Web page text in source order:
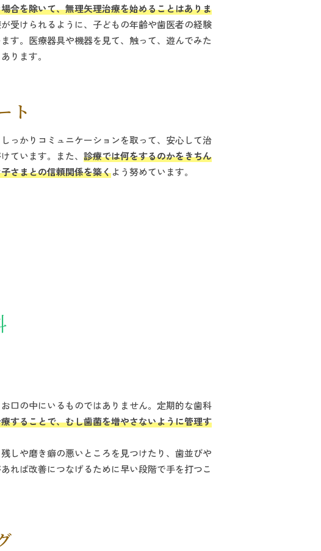
合を除いて、無理矢理治療を始めることはありま
受けられるように、子どもの年齢や歯医者の経験
す。医療器具や機器を見て、触って、遊んでみた
ります。
ト
っかりコミュニケーションを取って、安心して治
ています。また、診療では何をするのかをきちん
さまとの信頼関係を築くよう努めています。
口の中にいるものではありません。定期的な歯科
することで、むし歯菌を増やさないように管理す
しや磨き癖の悪いところを見つけたり、歯並びや
れば改善につなげるために早い段階で手を打つこ